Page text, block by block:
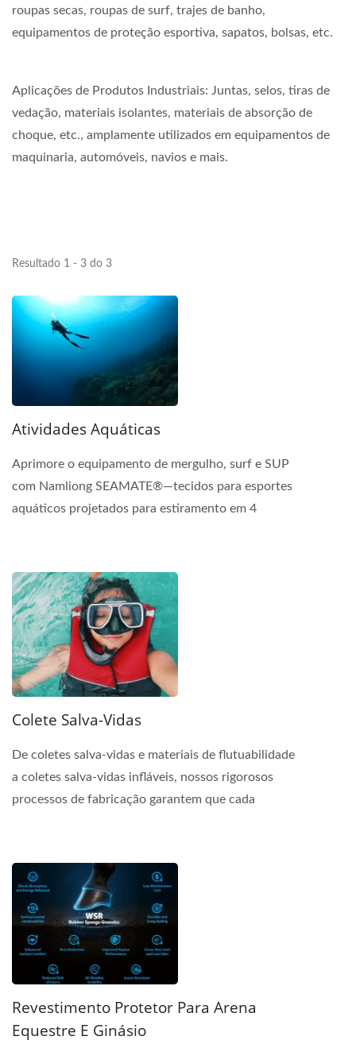
roupas secas, roupas de surf, trajes de banho,
equipamentos de proteção esportiva, sapatos, bolsas, etc.
Aplicações de Produtos Industriais: Juntas, selos, tiras de
vedação, materiais isolantes, materiais de absorção de
choque, etc., amplamente utilizados em equipamentos de
maquinaria, automóveis, navios e mais.
Resultado 1 - 3 do 3
Atividades Aquáticas
Aprimore o equipamento de mergulho, surf e SUP
com Namliong SEAMATE®—tecidos para esportes
aquáticos projetados para estiramento em 4
Colete Salva-Vidas
De coletes salva-vidas e materiais de flutuabilidade
a coletes salva-vidas infláveis, nossos rigorosos
processos de fabricação garantem que cada
Revestimento Protetor Para Arena
Equestre E Ginásio